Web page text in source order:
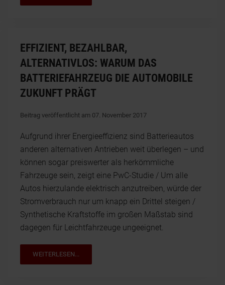
EFFIZIENT, BEZAHLBAR,
ALTERNATIVLOS: WARUM DAS
BATTERIEFAHRZEUG DIE AUTOMOBILE
ZUKUNFT PRÄGT
Beitrag veröffentlicht am 07. November 2017
Aufgrund ihrer Energieeffizienz sind Batterieautos
anderen alternativen Antrieben weit überlegen – und
können sogar preiswerter als herkömmliche
Fahrzeuge sein, zeigt eine PwC-Studie / Um alle
Autos hierzulande elektrisch anzutreiben, würde der
Stromverbrauch nur um knapp ein Drittel steigen /
Synthetische Kraftstoffe im großen Maßstab sind
dagegen für Leichtfahrzeuge ungeeignet.
WEITERLESEN...